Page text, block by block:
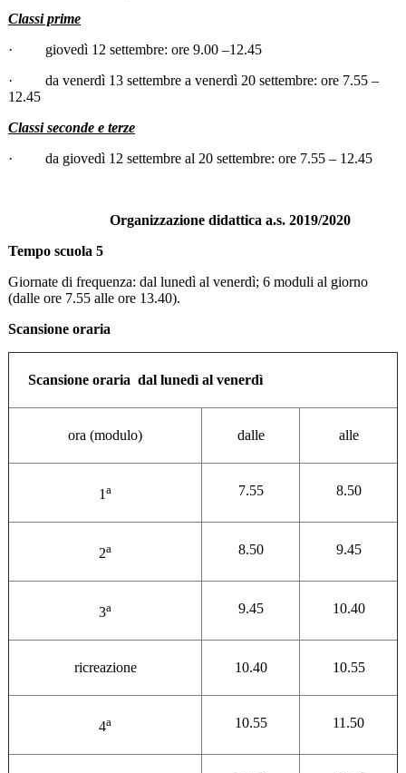
Classi prime
· giovedì 12 settembre: ore 9.00 –12.45
· da venerdì 13 settembre a venerdì 20 settembre: ore 7.55 –
12.45
Classi seconde e terze
· da giovedì 12 settembre al 20 settembre: ore 7.55 – 12.45
Organizzazione didattica a.s. 2019/2020
Tempo scuola 5
Giornate di frequenza: dal lunedì al venerdì; 6 moduli al giorno
(dalle ore 7.55 alle ore 13.40).
Scansione oraria
Scansione oraria dal lunedì al venerdì
ora (modulo) dalle alle
1a 7.55 8.50
2a 8.50 9.45
3a 9.45 10.40
ricreazione 10.40 10.55
4a 10.55 11.50